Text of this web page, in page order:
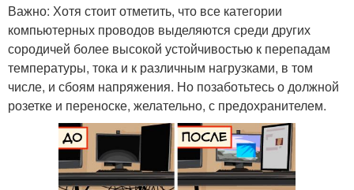
Важно: Хотя стоит отметить, что все категории
компьютерных проводов выделяются среди других
сородичей более высокой устойчивостью к перепадам
температуры, тока и к различным нагрузками, в том
числе, и сбоям напряжения. Но позаботьтесь о должной
розетке и переноске, желательно, с предохранителем.